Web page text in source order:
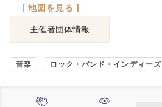
[ 地図を見る ]
主催者団体情報
音楽 ロック・バンド・インディーズ